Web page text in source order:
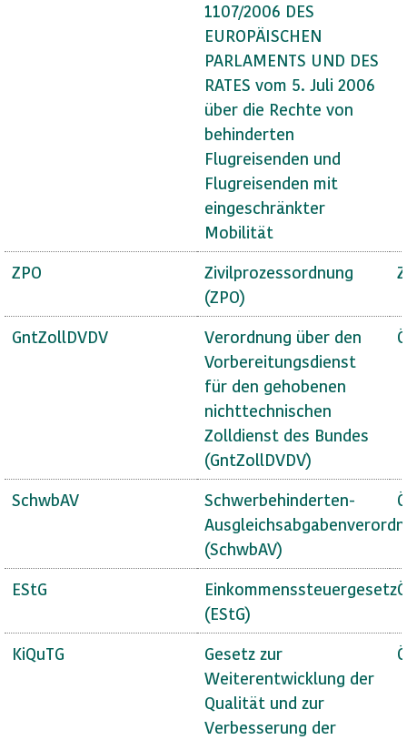
1107/2006 DES
EUROPÄISCHEN
PARLAMENTS UND DES
RATES vom 5. Juli 2006
über die Rechte von
behinderten
Flugreisenden und
Flugreisenden mit
eingeschränkter
Mobilität
ZPO
Zivilprozessordnung
(ZPO)
GntZollDVDV
Verordnung über den
Vorbereitungsdienst
für den gehobenen
nichttechnischen
Zolldienst des Bundes
(GntZollDVDV)
SchwbAV
Schwerbehinderten-
(SchwbAV)
EStG
Einkommenssteuergesetz
(EStG)
KiQuTG
Gesetz zur
Weiterentwicklung der
Qualität und zur
Verbesserung der